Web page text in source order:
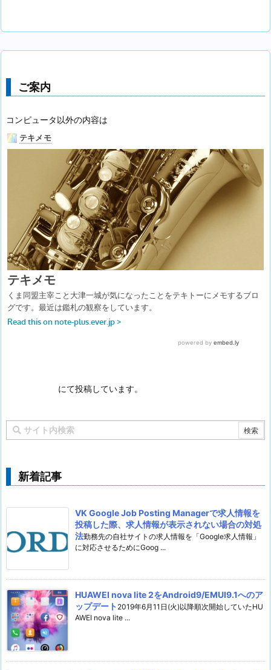
ご案内
コンピュータ以外の内容は
にて投稿しています。
新着記事
VK Google Job Posting Managerで求人情報を
投稿した際、求人情報が表示されない場合の対処
法勤務先の自社サイトの求人情報を「Google求人情報」
に対応させるためにGoog ...
HUAWEI nova lite 2をAndroid9/EMUI9.1へのア
ップデート 2019年6月11日(火)以降順次開始していたHU
AWEI nova lite ...